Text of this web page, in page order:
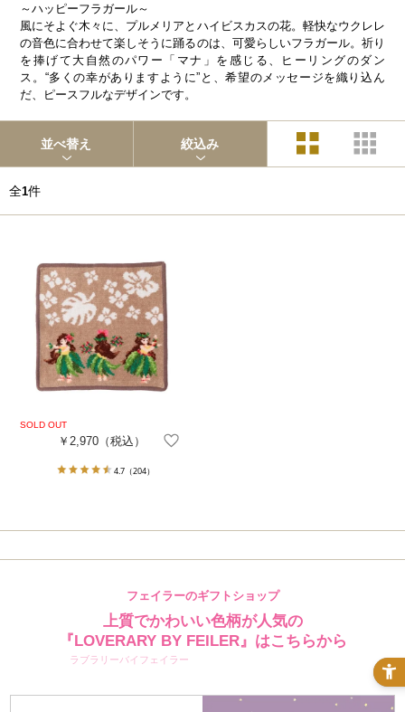
～ハッピーフラガール～
風にそよぐ木々に、プルメリアとハイビスカスの花。軽快なウクレレ
の音色に合わせて楽しそうに踊るのは、可愛らしいフラガール。祈り
を捧げて大自然のパワー「マナ」を感じる、ヒーリングのダン
ス。“多くの幸がありますように”と、希望のメッセージを織り込ん
だ、ピースフルなデザインです。
並べ替え 絞込み
全1件
￥2,970 （税込）
4.7 （204）
フェイラーのギフトショップ
上質でかわいい色柄が人気の
『LOVERARY BY FEILER』はこちらから
ラブラリーバイフェイラー